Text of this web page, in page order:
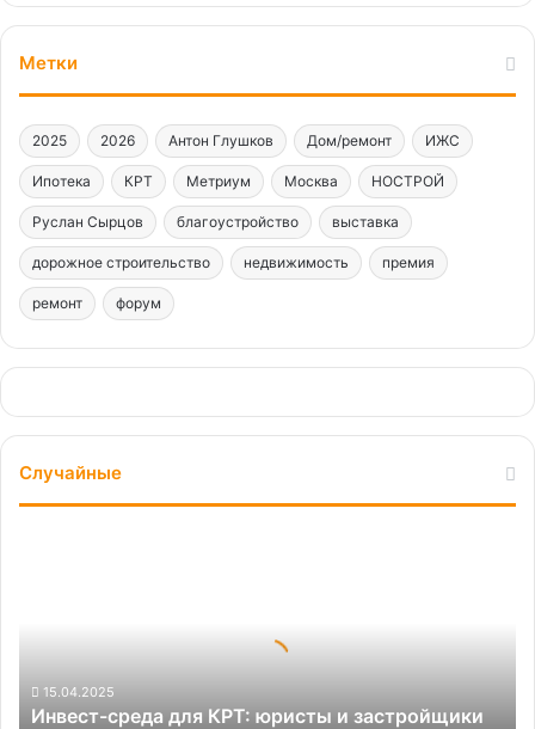
Метки
2025 2026 Антон Глушков Дом/ремонт ИЖС
Ипотека КРТ Метриум Москва НОСТРОЙ
Руслан Сырцов благоустройство выставка
дорожное строительство недвижимость премия
ремонт форум
Случайные
застройщики
доработают
15.04.2025
Инвест-среда для КРТ: юристы и застройщики